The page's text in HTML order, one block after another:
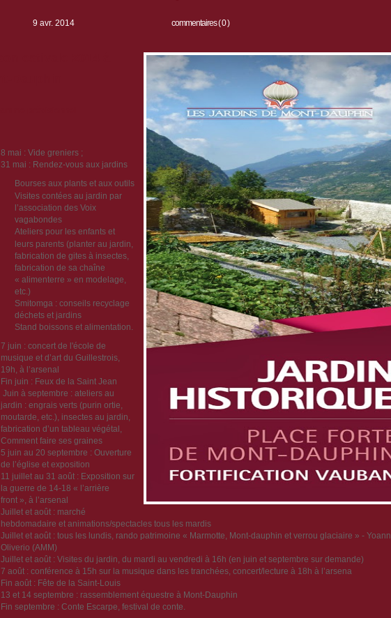
9 avr. 2014 commentaires ( 0 )
8 mai : Vide greniers ;
31 mai : Rendez-vous aux jardins
Bourses aux plants et aux outils
Visites contées au jardin par
l’association des Voix
vagabondes
Ateliers pour les enfants et
leurs parents (planter au jardin,
fabrication de gites à insectes,
fabrication de sa chaîne
« alimenterre » en modelage,
etc.)
Smitomga : conseils recyclage
déchets et jardins
Stand boissons et alimentation.
7 juin : concert de l'école de
musique et d’art du Guillestrois,
19h, à l’arsenal
Fin juin : Feux de la Saint Jean
Juin à septembre : ateliers au
jardin : engrais verts (purin ortie,
moutarde, etc.), insectes au jardin,
fabrication d’un tableau végétal,
Comment faire ses graines
5 juin au 20 septembre : Ouverture
de l’église et exposition
11 juillet au 31 août : Exposition sur
la guerre de 14-18 « l’arrière
front », à l’arsenal
Juillet et août : marché
hebdomadaire et animations/spectacles tous les mardis
Juillet et août : tous les lundis, rando patrimoine « Marmotte, Mont-dauphin et verrou glaciaire » - Yoann
Oliverio (AMM)
Juillet et août : Visites du jardin, du mardi au vendredi à 16h (en juin et septembre sur demande)
7 août : conférence à 15h sur la musique dans les tranchées, concert/lecture à 18h à l’arsena
Fin août : Fête de la Saint-Louis
13 et 14 septembre : rassemblement équestre à Mont-Dauphin
Fin septembre : Conte Escarpe, festival de conte.